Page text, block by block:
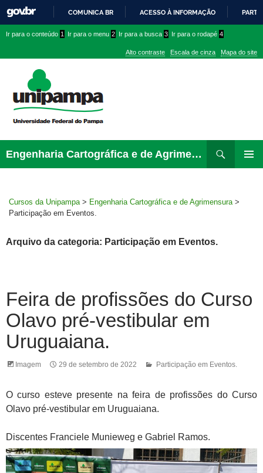
PARA
CONTEÚDO
COMUNICA BR ACESSO À INFORMAÇÃO
conteúdo
menu
superior
menu
Ir para o conteúdo 1 Ir para o menu 2 Ir para a busca 3 Ir para o rodapé 4
Alto contraste Escala de cinza Mapa do site
Engenharia Cartográfica e de Agrimensura
para
Cursos da Unipampa > Engenharia Cartográfica e de Agrimensura >
Participação em Eventos.
Arquivo da categoria: Participação em Eventos.
Feira de profissões do Curso
Olavo pré-vestibular em
Uruguaiana.
Imagem 29 de setembro de 2022 Participação em Eventos.
O curso esteve presente na feira de profissões do Curso
Olavo pré-vestibular em Uruguaiana.
Discentes Franciele Munieweg e Gabriel Ramos.